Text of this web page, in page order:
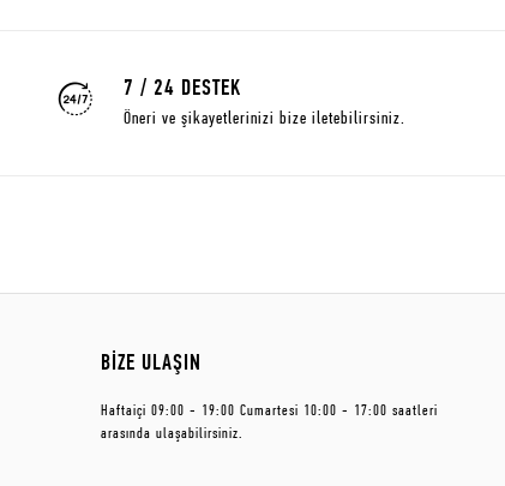
7 / 24 DESTEK
Öneri ve şikayetlerinizi bize iletebilirsiniz.
BİZE ULAŞIN
Haftaiçi 09:00 - 19:00 Cumartesi 10:00 - 17:00 saatleri
arasında ulaşabilirsiniz.